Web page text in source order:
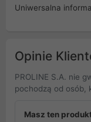
Uniwersalna
Opinie
PROLINE S.A. nie
pochodzą od osób,
Masz ten